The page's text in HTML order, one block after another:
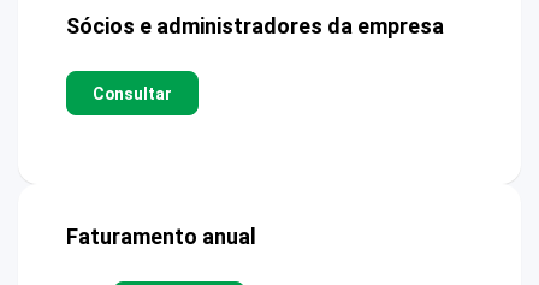
Sócios e administradores da empresa
Consultar
Faturamento anual